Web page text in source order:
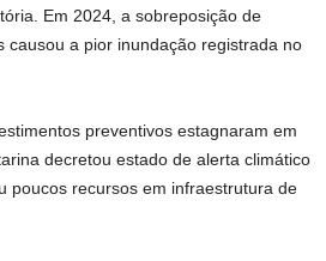
Em 2024, a sobreposição de
causou a pior inundação registrada no
preventivos estagnaram em
decretou estado de alerta climático
poucos recursos em infraestrutura de